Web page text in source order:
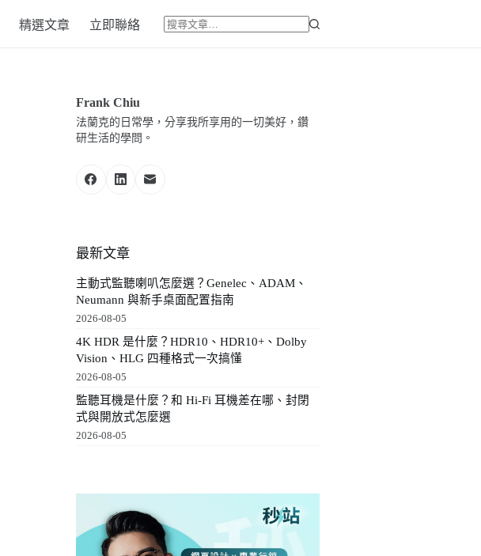
精選文章
立即聯絡
合
Frank Chiu
法蘭克的日常學，分享我所享用的一切美好，鑽
研生活的學問。
最新文章
主動式監聽喇叭怎麼選？Genelec、ADAM、
Neumann 與新手桌面配置指南
2026-08-05
4K HDR 是什麼？HDR10、HDR10+、Dolby
Vision、HLG 四種格式一次搞懂
2026-08-05
監聽耳機是什麼？和 Hi-Fi 耳機差在哪、封閉
式與開放式怎麼選
2026-08-05